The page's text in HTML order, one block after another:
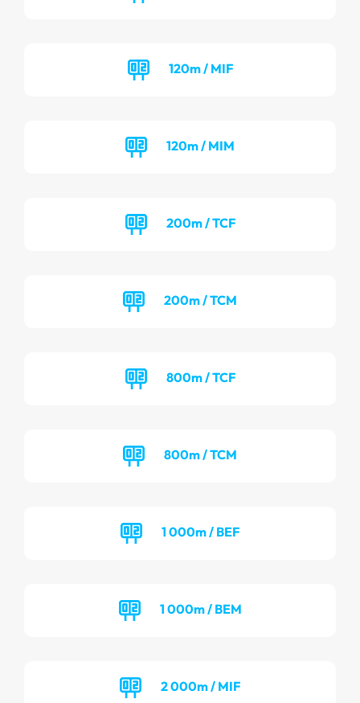
120m / MIF
120m / MIM
200m / TCF
200m / TCM
800m / TCF
800m / TCM
1 000m / BEF
1 000m / BEM
2 000m / MIF